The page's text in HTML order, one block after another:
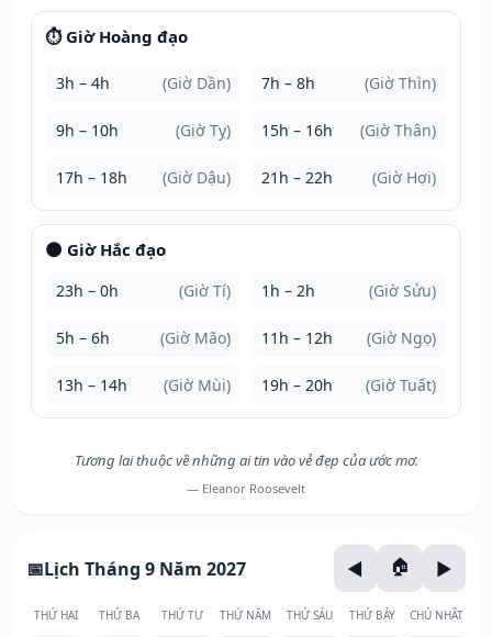
⏱️ Giờ Hoàng đạo
3h – 4h (Giờ Dần) 7h – 8h (Giờ Thìn)
9h – 10h (Giờ Tỵ) 15h – 16h (Giờ Thân)
17h – 18h (Giờ Dậu) 21h – 22h (Giờ Hợi)
🌑 Giờ Hắc đạo
23h – 0h (Giờ Tí) 1h – 2h (Giờ Sửu)
5h – 6h (Giờ Mão) 11h – 12h (Giờ Ngọ)
13h – 14h (Giờ Mùi) 19h – 20h (Giờ Tuất)
Tương lai thuộc về những ai tin vào vẻ đẹp của ước mơ.
— Eleanor Roosevelt
Lịch Tháng 9 Năm 2027
THỨ HAI THỨ BA THỨ TƯ THỨ NĂM THỨ SÁU THỨ BẢY CHỦ NHẬT